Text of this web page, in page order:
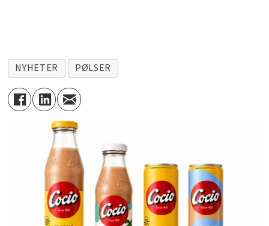
NYHETER PØLSER